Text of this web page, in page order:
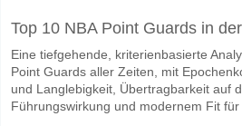
Das Spiel zwischen Wheeling Nailers v
Wer ist das Lieblingsteam,
Wheeling Nailers für den Gewinner den
Top 10 NBA Point Guards in
Eine tiefgehende, kriterienbasierte
Point Guards aller Zeiten, mit
und Langlebigkeit, Übertragbarkeit auf
Führungswirkung und modernem Fit für